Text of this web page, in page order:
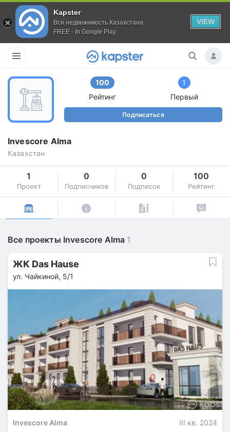
Kapster
Вся недвижимость Казахстана
FREE - In Google Play
VIEW
100
Рейтинг
1
Первый
Подписаться
Invescore Alma
Казахстан
1
Проект
0
Подписчиков
0
Подписок
100
Рейтинг
Все проекты Invescore Alma 1
ЖК Das Hause
ул. Чайкиной, 5/1
Invescore Alma
III кв. 2024